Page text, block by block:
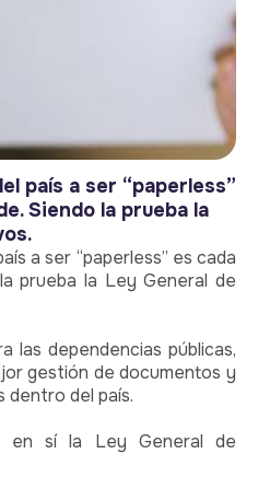
país a ser “paperless”
Siendo la prueba la
a ser “paperless” es cada
prueba la Ley General de
las dependencias públicas,
gestión de documentos y
dentro del país.
en sí la Ley General de